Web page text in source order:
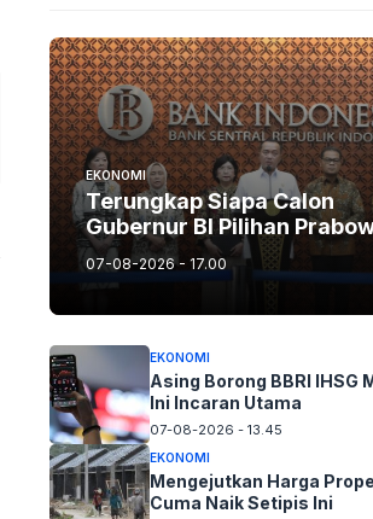
EKONOMI
Terungkap Siapa Calon
Gubernur BI Pilihan
07-08-2026 - 17.00
EKONOMI
Asing Borong BBRI IHSG
Ini Incaran Utama
07-08-2026 - 13.45
EKONOMI
Mengejutkan Harga
Cuma Naik Setipis Ini